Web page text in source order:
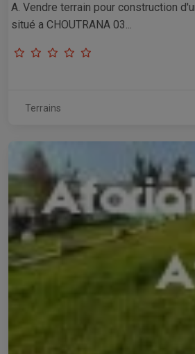
A. Vendre terrain pour construction
situé a CHOUTRANA 03...
Terrains